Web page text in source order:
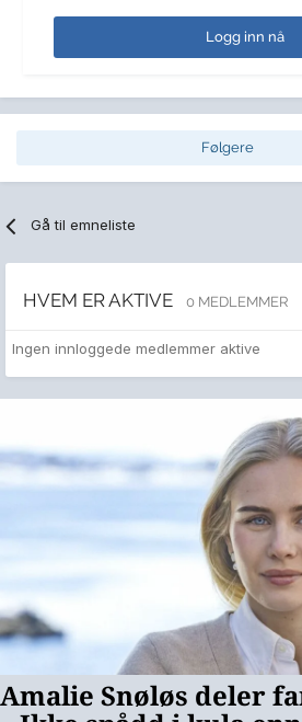
Logg inn nå
Følgere
Gå til emneliste
HVEM ER AKTIVE 0 MEDLEMMER
Ingen innloggede medlemmer aktive